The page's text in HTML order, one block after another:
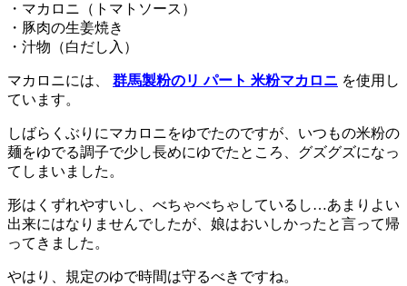
・マカロニ（トマトソース）
・豚肉の生姜焼き
・汁物（白だし入）
マカロニには、 群馬製粉のリ パート 米粉マカロニ を使用し
ています。
しばらくぶりにマカロニをゆでたのですが、いつもの米粉の
麺をゆでる調子で少し長めにゆでたところ、グズグズになっ
てしまいました。
形はくずれやすいし、べちゃべちゃしているし…あまりよい
出来にはなりませんでしたが、娘はおいしかったと言って帰
ってきました。
やはり、規定のゆで時間は守るべきですね。